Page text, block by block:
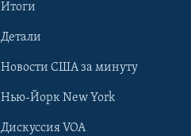
Итоги
Детали
Новости США за минуту
Нью-Йорк New York
Дискуссия VOA